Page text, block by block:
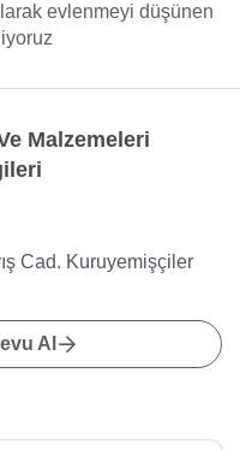
evlenmeyi düşünen
Malzemeleri
Cad. Kuruyemişçiler
Al